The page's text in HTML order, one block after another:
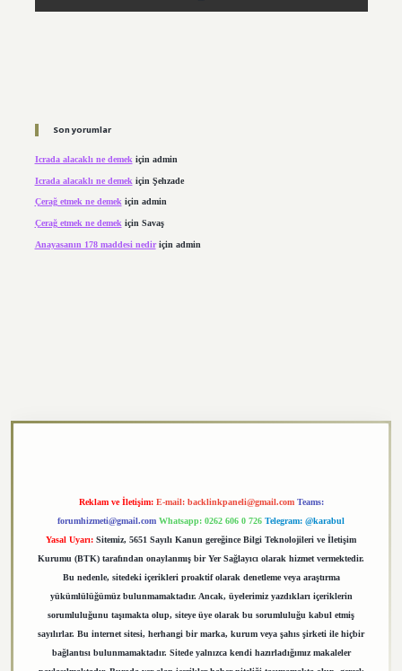
Son yorumlar
Icrada alacaklı ne demek için admin
Icrada alacaklı ne demek için Şehzade
Çerağ etmek ne demekiçin admin
Çerağ etmek ne demek için Savaş
Anayasanın 178 maddesi nediriçin admin
Reklam ve İletişim: E-mail: backlinkpaneli@gmail.com Teams:
forumhizmeti@gmail.com Whatsapp: 0262 606 0 726 Telegram: @karabul
Yasal Uyarı: Sitemiz, 5651 Sayılı Kanun gereğince Bilgi Teknolojileri ve İletişim
Kurumu (BTK) tarafından onaylanmış bir Yer Sağlayıcı olarak hizmet vermektedir.
Bu nedenle, sitedeki içerikleri proaktif olarak denetleme veya araştırma
yükümlülüğümüz bulunmamaktadır. Ancak, üyelerimiz yazdıkları içeriklerin
sorumluluğunu taşımakta olup, siteye üye olarak bu sorumluluğu kabul etmiş
sayılırlar. Bu internet sitesi, herhangi bir marka, kurum veya şahıs şirketi ile hiçbir
bağlantısı bulunmamaktadır. Sitede yalnızca kendi hazırladığımız makaleler